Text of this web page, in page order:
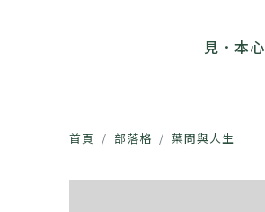
見．本心
首頁 部落格 葉問與人生